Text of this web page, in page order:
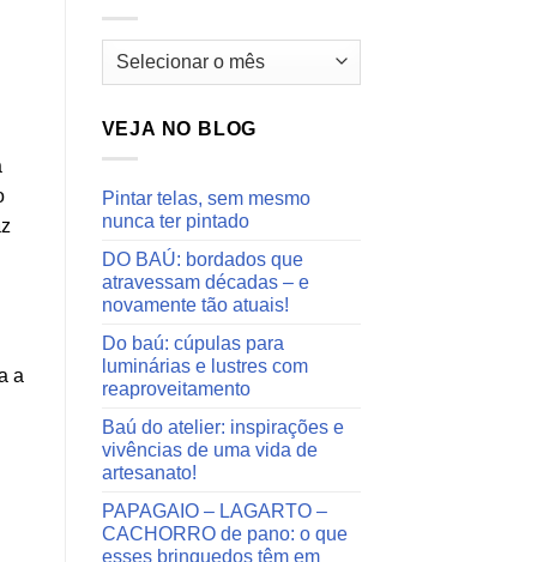
a
Arquivos
VEJA NO BLOG
Pintar telas, sem mesmo
nunca ter pintado
DO BAÚ: bordados que
atravessam décadas – e
novamente tão atuais!
Do baú: cúpulas para
luminárias e lustres com
reaproveitamento
Baú do atelier: inspirações e
vivências de uma vida de
artesanato!
PAPAGAIO – LAGARTO –
CACHORRO de pano: o que
esses brinquedos têm em